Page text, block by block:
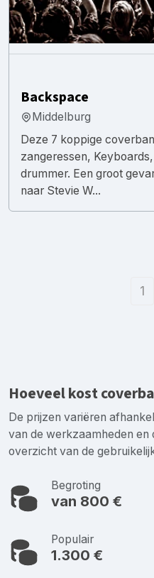
Backspace
Middelburg
Deze 7 koppige
zangeressen,
drummer. Een groot
naar Stevie W...
1
Hoeveel kost
De prijzen variëren
van de werkzaamheden en
overzicht van de
Begroting
van 800 €
Populair
1.300 €